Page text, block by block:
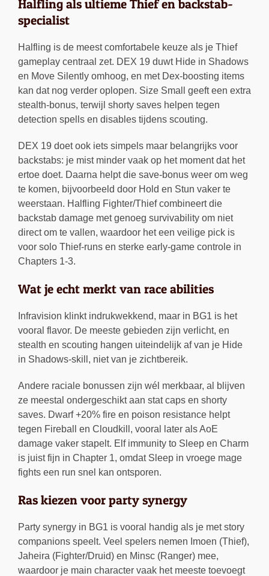
Halfling als ultieme Thief en backstab-
specialist
Halfling is de meest comfortabele keuze als je Thief
gameplay centraal zet. DEX 19 duwt Hide in Shadows
en Move Silently omhoog, en met Dex-boosting items
kan dat nog verder oplopen. Size Small geeft een extra
stealth-bonus, terwijl shorty saves helpen tegen
detection spells en disables tijdens scouting.
DEX 19 doet ook iets simpels maar belangrijks voor
backstabs: je mist minder vaak op het moment dat het
ertoe doet. Daarna helpt die save-bonus weer om weg
te komen, bijvoorbeeld door Hold en Stun vaker te
weerstaan. Halfling Fighter/Thief combineert die
backstab damage met genoeg survivability om niet
direct om te vallen, waardoor het een veilige pick is
voor solo Thief-runs en sterke early-game controle in
Chapters 1-3.
Wat je echt merkt van race abilities
Infravision klinkt indrukwekkend, maar in BG1 is het
vooral flavor. De meeste gebieden zijn verlicht, en
stealth en scouting hangen uiteindelijk af van je Hide
in Shadows-skill, niet van je zichtbereik.
Andere raciale bonussen zijn wél merkbaar, al blijven
ze meestal ondergeschikt aan stat caps en shorty
saves. Dwarf +20% fire en poison resistance helpt
tegen Fireball en Cloudkill, vooral later als AoE
damage vaker stapelt. Elf immunity to Sleep en Charm
is juist fijn in Chapter 1, omdat Sleep in vroege mage
fights een run snel kan ontsporen.
Ras kiezen voor party synergy
Party synergy in BG1 is vooral handig als je met story
companions speelt. Veel spelers nemen Imoen (Thief),
Jaheira (Fighter/Druid) en Minsc (Ranger) mee,
waardoor je main character vaak het meeste toevoegt